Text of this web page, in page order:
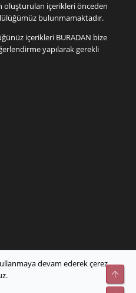
oluşturulan içerikleri önceden
bulunmamaktadır.
içerikleri BURADAN bize
yapılarak gerekli
devam ederek çerez